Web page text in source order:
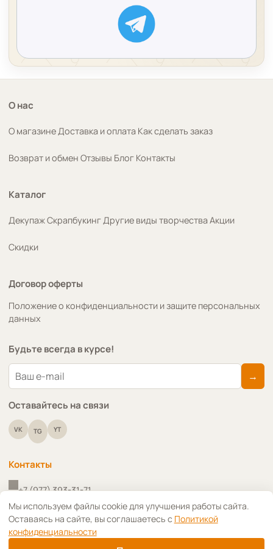
О нас
О магазинеДоставка и оплата Как сделать заказ
Возврат и обмен Отзывы Блог Контакты
Каталог
ДекупажСкрапбукингДругие виды творчества Акции
Скидки
Договор оферты
Положение о конфиденциальности и защите персональных
данных
Будьте всегда в курсе!
→
Оставайтесь на связи
VK TG YT
Контакты
+7 (977) 393-31-71
+7 (910) 418-91-09
↑
Мы используем файлы cookie для улучшения работы сайта.
Оставаясь на сайте, вы соглашаетесь с Политикой
конфиденциальности